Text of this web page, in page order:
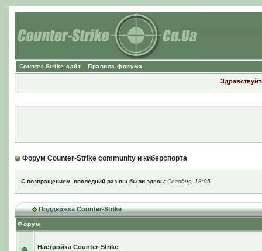
Counter-Strike сайт Правила форума
Форум Counter-Strike community и киберспорта
С возвращением, последний раз вы были здесь: Сегодня, 18:05
Поддержка Counter-Strike
Форум
Настройка Counter-Strike